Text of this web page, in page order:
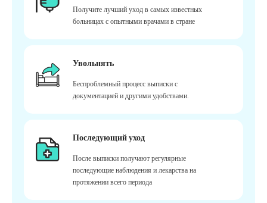
Получите лучший уход в самых известных
больницах с опытными врачами в стране
Увольнять
Беспроблемный процесс выписки с
документацией и другими удобствами.
Последующий уход
После выписки получают регулярные
последующие наблюдения и лекарства на
протяжении всего периода